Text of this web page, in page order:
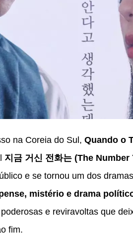
na Coreia do Sul, Quando o
지금 거신 전화는 (The
e se tornou um dos
mistério e drama
e reviravoltas que
fim.